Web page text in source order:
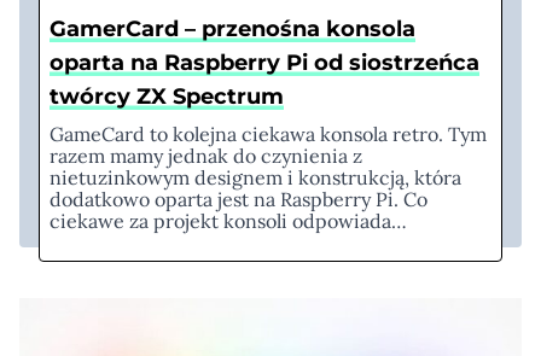
GamerCard – przenośna konsola
oparta na Raspberry Pi od siostrzeńca
twórcy ZX Spectrum
GameCard to kolejna ciekawa konsola retro. Tym
razem mamy jednak do czynienia z
nietuzinkowym designem i konstrukcją, która
dodatkowo oparta jest na Raspberry Pi. Co
ciekawe za projekt konsoli odpowiada…